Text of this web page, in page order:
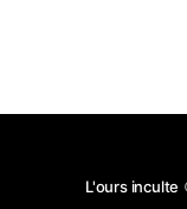
L'ours inculte